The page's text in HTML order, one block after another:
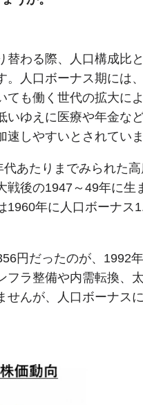
替わる際、人口構成比
。人口ボーナス期には
ても働く世代の拡大に
いゆえに医療や年金な
しやすいとされていま
あたりまでみられた高
戦後の1947～49年に生
1960年に人口ボーナス
円だったのが、1992
フラ整備や内需転換、
せんが、人口ボーナス